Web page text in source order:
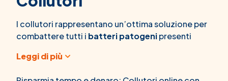
I collutori rappresentano un’ottima soluzione per
combattere tutti i batteri patogenipresenti
Vengono adoperati anche per curare le
Leggi di più